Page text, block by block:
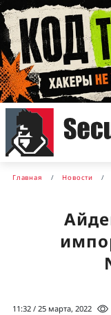
Главная Новости
11:32 / 25 марта, 2022